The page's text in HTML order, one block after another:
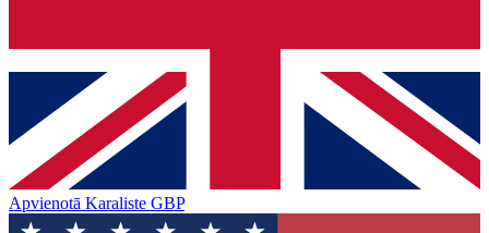
Apvienotā Karaliste GBP